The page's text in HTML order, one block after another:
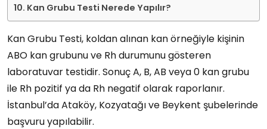
Kan Grubu Testi Nerede Yapılır?
Kan Grubu Testi, koldan alınan kan örneğiyle kişinin
ABO kan grubunu ve Rh durumunu gösteren
laboratuvar testidir. Sonuç A, B, AB veya 0 kan grubu
ile Rh pozitif ya da Rh negatif olarak raporlanır.
İstanbul’da Ataköy, Kozyatağı ve Beykent şubelerinde
başvuru yapılabilir.